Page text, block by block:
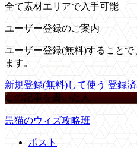
全て素材エリアで入手可能
ユーザー登録のご案内
ユーザー登録(無料)すること
ます。
新規登録(無料)して使う 登録
この記事を書いた人
黒猫のウィズ攻略班
ポスト